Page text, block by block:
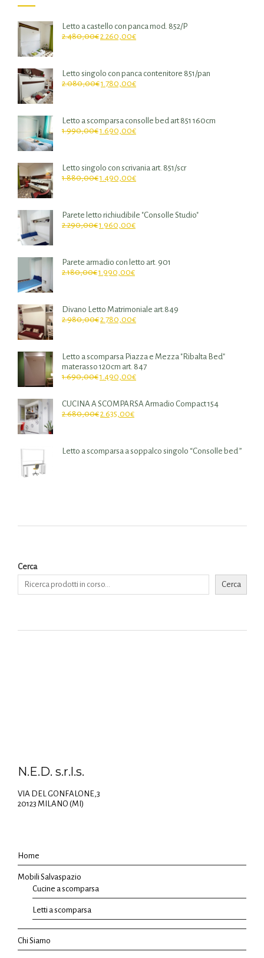
Letto a castello con panca mod. 852/P
2.480,00€2.260,00€
Letto singolo con panca contenitore 851/pan
2.080,00€1.780,00€
Letto a scomparsa consolle bed art 851 160cm
1.990,00€1.690,00€
Letto singolo con scrivania art. 851/scr
1.880,00€1.490,00€
Parete letto richiudibile "Consolle Studio"
2.290,00€1.960,00€
Parete armadio con letto art. 901
2.180,00€1.990,00€
Divano Letto Matrimoniale art.849
2.980,00€2.780,00€
Letto a scomparsa Piazza e Mezza "Ribalta Bed"
materasso 120cm art. 847
1.690,00€1.490,00€
CUCINA A SCOMPARSA Armadio Compact 154
2.680,00€2.635,00€
Letto a scomparsa a soppalco singolo “Consolle bed ”
Cerca
Cerca
N.E.D. s.r.l.s.
VIA DEL GONFALONE,3
20123 MILANO (MI)
Home
Mobili Salvaspazio
Cucine a scomparsa
Letti a scomparsa
Chi Siamo